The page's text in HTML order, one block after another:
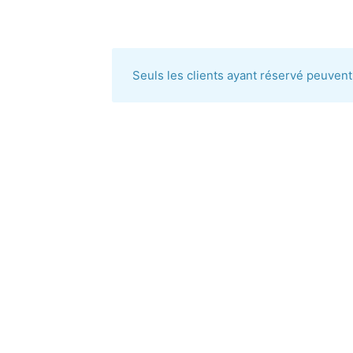
Seuls les clients ayant réservé